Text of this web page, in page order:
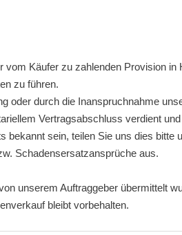
Käufer zu zahlenden Provision
zu führen.
oder durch die Inanspruchnahme
Vertragsabschluss verdient
bekannt sein, teilen Sie uns dies
Schadensersatzansprüche aus.
unserem Auftraggeber übermittelt
bleibt vorbehalten.